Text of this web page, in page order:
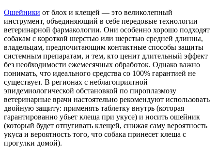
Ошейники от блох и клещей — это великолепный
инструмент, объединяющий в себе передовые технологии
ветеринарной фармакологии. Они особенно хорошо подходят
собакам с короткой шерстью или шерстью средней длинны,
владельцам, предпочитающим контактные способы защиты
системным препаратам, и тем, кто ценит длительный эффект
без необходимости ежемесячных обработок. Однако важно
понимать, что идеального средства со 100% гарантией не
существует. В регионах с неблагоприятной
эпидемиологической обстановкой по пироплазмозу
ветеринарные врачи настоятельно рекомендуют использовать
двойную защиту: применять таблетку внутрь (которая
гарантированно убьет клеща при укусе) и носить ошейник
(который будет отпугивать клещей, снижая саму вероятность
укуса и вероятность того, что собака принесет клеща с
прогулки домой).